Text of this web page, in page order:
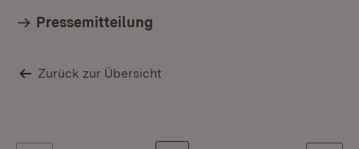
Pressemitteilung
Zurück zur Übersicht